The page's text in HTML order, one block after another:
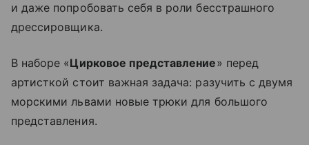
и даже попробовать себя в роли бесстрашного
дрессировщика.
В наборе «Цирковое представление» перед
артисткой стоит важная задача: разучить с двумя
морскими львами новые трюки для большого
представления.